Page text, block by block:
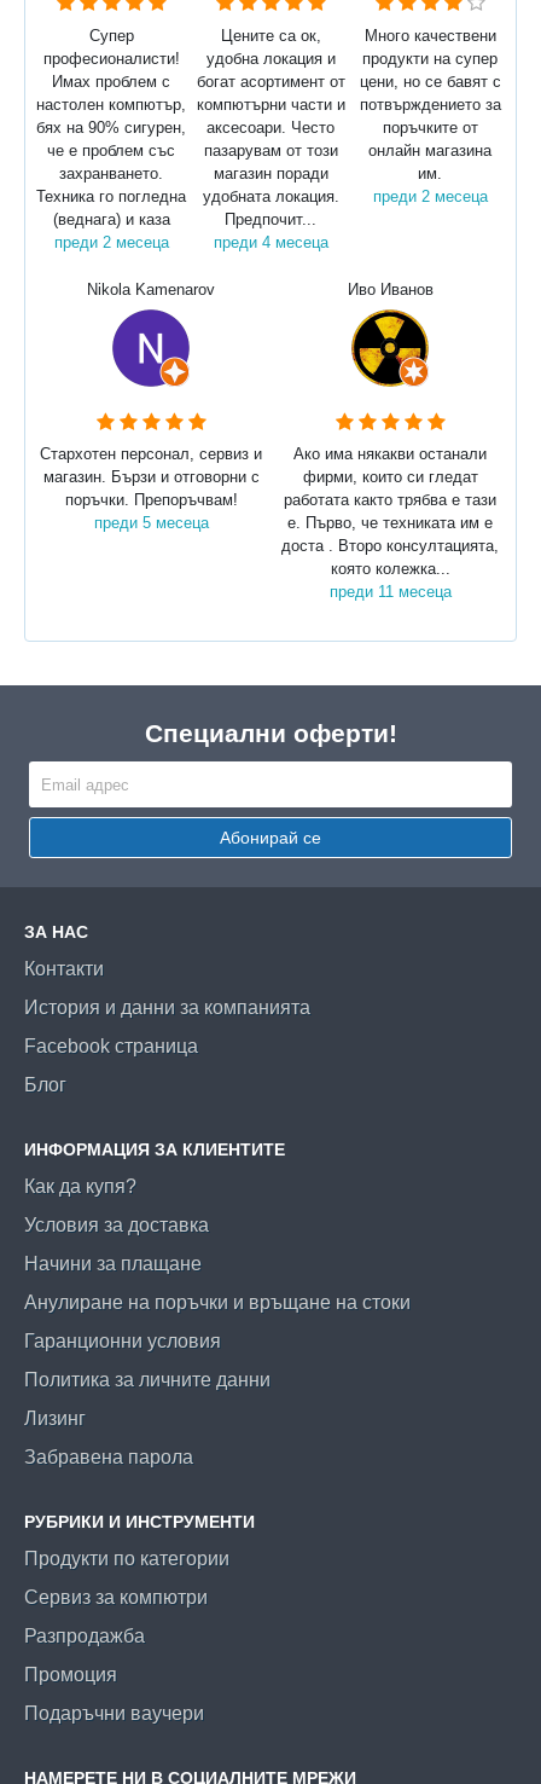
Супер
професионалисти!
Имах проблем с
настолен компютър,
бях на 90% сигурен,
че е проблем със
захранването.
Техника го погледна
(веднага) и каза
преди 2 месеца
Цените са ок,
удобна локация и
богат асортимент от
компютърни части и
аксесоари. Често
пазарувам от този
магазин поради
удобната локация.
Предпочит...
преди 4 месеца
Много качествени
продукти на супер
цени, но се бавят с
потвърждението за
поръчките от
онлайн магазина
им.
преди 2 месеца
Nikola Kamenarov
Стархотен персонал, сервиз и
магазин. Бързи и отговорни с
поръчки. Препоръчвам!
преди 5 месеца
Иво Иванов
Ако има някакви останали
фирми, които си гледат
работата както трябва е тази
е. Първо, че техниката им е
доста . Второ консултацията,
която колежка...
преди 11 месеца
Специални оферти!
Абонирай се
ЗА НАС
Контакти
История и данни за компанията
Facebook страница
Блог
ИНФОРМАЦИЯ ЗА КЛИЕНТИТЕ
Как да купя?
Условия за доставка
Начини за плащане
Анулиране на поръчки и връщане на стоки
Гаранционни условия
Политика за личните данни
Лизинг
Забравена парола
РУБРИКИ И ИНСТРУМЕНТИ
Продукти по категории
Сервиз за компютри
Разпродажба
Промоция
Подаръчни ваучери
НАМЕРЕТЕ НИ В СОЦИАЛНИТЕ МРЕЖИ